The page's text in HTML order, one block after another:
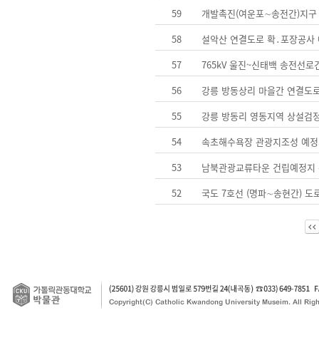
59
개발촉진(여운포∼송전간)지
58
설악산 연결도로 확․포장공
57
765kV 울진~신태백 송전선
56
강릉 방동상리 마을간 연결
55
강릉 방동리 영동지역 상설
54
속초해수욕장 관광지조성 예
53
남북관광교류타운 건립예정
52
국도 7호선 (명파∼송현간) 도